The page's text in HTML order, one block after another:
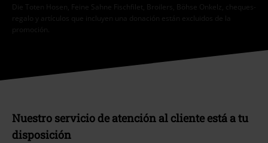
Die Toten Hosen, Feine Sahne Fischfilet, Broilers, Böhse Onkelz, cheques-
regalo y artículos que incluyen una donación están excluidos de la
promoción.
Nuestro servicio de atención al cliente está a tu
disposición